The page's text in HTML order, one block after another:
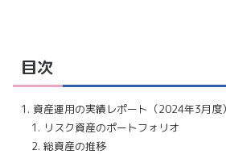
目次
資産運用の実績レポート（2024年3月度）
リスク資産のポートフォリオ
総資産の推移